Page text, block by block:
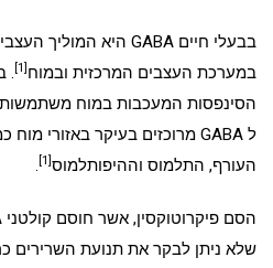
בבעלי חיים GABA היא ה מוליך העצבי
במערכת העצבים המרכזית ובמוח [1]
הסינפסות
ל GABA מרוכזים בעיקר באזורי מוח כמו
העורף, התלמוס וההיפותלמוס[1]
הסם פיקרוטוקסין, אשר חוסם קולטני
שלא ניתן לבקר את תנועת השרירים